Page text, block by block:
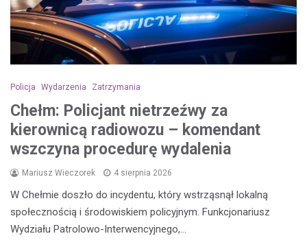
Policja Wydarzenia Zatrzymania
Chełm: Policjant nietrzeźwy za
kierownicą radiowozu – komendant
wszczyna procedurę wydalenia
Mariusz Wieczorek 4 sierpnia 2026
W Chełmie doszło do incydentu, który wstrząsnął lokalną
społecznością i środowiskiem policyjnym. Funkcjonariusz
Wydziału Patrolowo-Interwencyjnego,…